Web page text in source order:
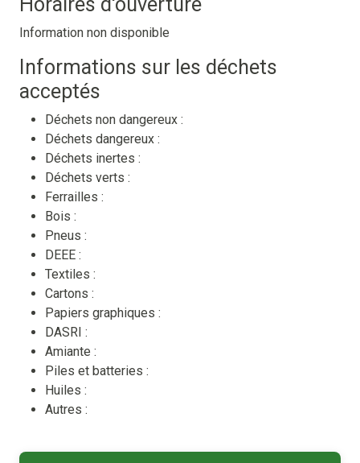
Information non disponible
Informations sur les déchets
acceptés
Déchets non dangereux :
Déchets dangereux :
Déchets inertes :
Déchets verts :
Ferrailles :
Bois :
Pneus :
DEEE :
Textiles :
Cartons :
Papiers graphiques :
DASRI :
Amiante :
Piles et batteries :
Huiles :
Autres :